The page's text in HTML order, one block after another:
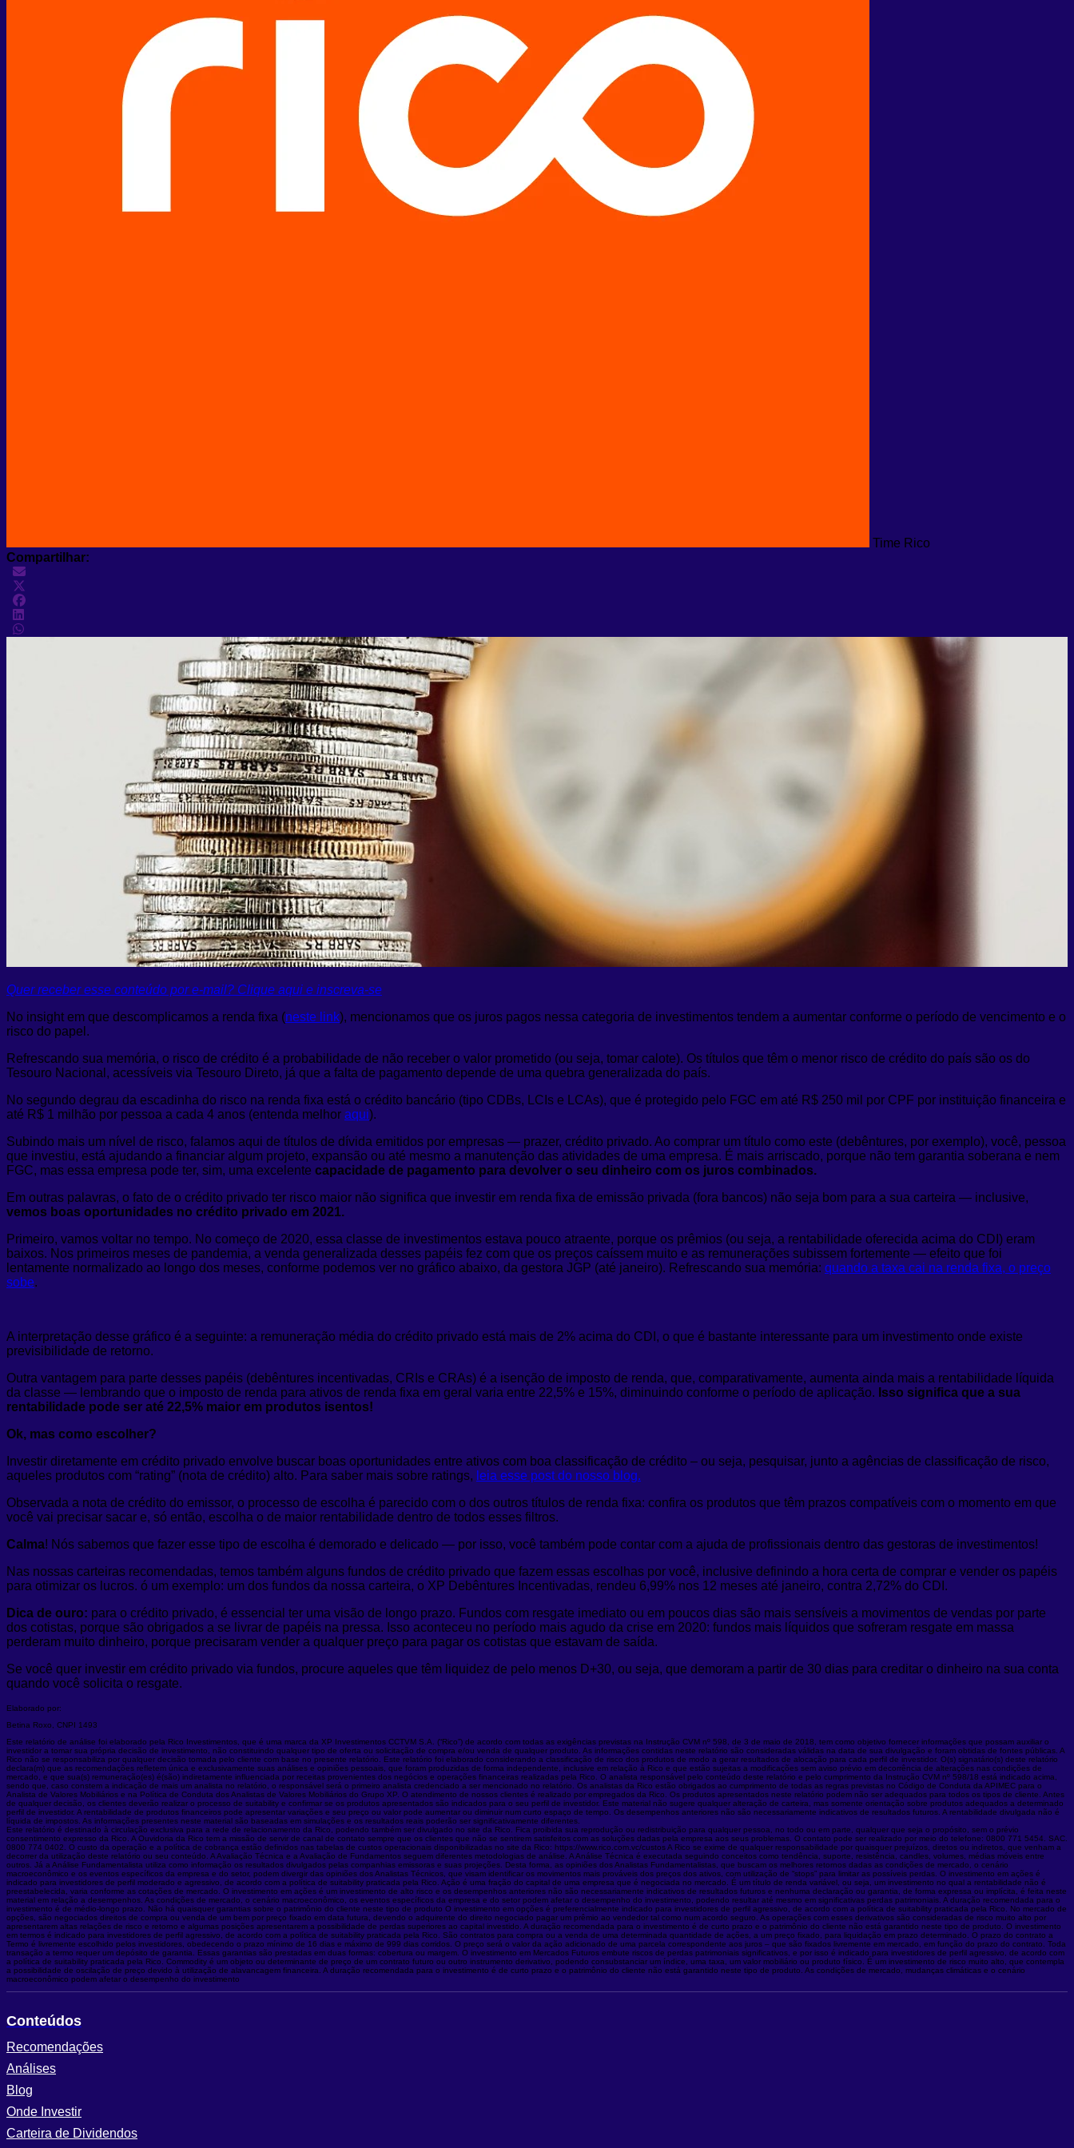
Time Rico
Compartilhar:
Quer receber esse conteúdo por e-mail? Clique aqui e inscreva-se
No insight em que descomplicamos a renda fixa (neste link), mencionamos que os juros pagos nessa categoria de investimentos tendem a aumentar conforme o período de vencimento e o
risco do papel.
Refrescando sua memória, o risco de crédito é a probabilidade de não receber o valor prometido (ou seja, tomar calote). Os títulos que têm o menor risco de crédito do país são os do
Tesouro Nacional, acessíveis via Tesouro Direto, já que a falta de pagamento depende de uma quebra generalizada do país.
No segundo degrau da escadinha do risco na renda fixa está o crédito bancário (tipo CDBs, LCIs e LCAs), que é protegido pelo FGC em até R$ 250 mil por CPF por instituição financeira e
até R$ 1 milhão por pessoa a cada 4 anos (entenda melhor aqui).
Subindo mais um nível de risco, falamos aqui de títulos de dívida emitidos por empresas — prazer, crédito privado. Ao comprar um título como este (debêntures, por exemplo), você, pessoa
que investiu, está ajudando a financiar algum projeto, expansão ou até mesmo a manutenção das atividades de uma empresa. É mais arriscado, porque não tem garantia soberana e nem
FGC, mas essa empresa pode ter, sim, uma excelente capacidade de pagamento para devolver o seu dinheiro com os juros combinados.
Em outras palavras, o fato de o crédito privado ter risco maior não significa que investir em renda fixa de emissão privada (fora bancos) não seja bom para a sua carteira — inclusive,
vemos boas oportunidades no crédito privado em 2021.
Primeiro, vamos voltar no tempo. No começo de 2020, essa classe de investimentos estava pouco atraente, porque os prêmios (ou seja, a rentabilidade oferecida acima do CDI) eram
baixos. Nos primeiros meses de pandemia, a venda generalizada desses papéis fez com que os preços caíssem muito e as remunerações subissem fortemente — efeito que foi
lentamente normalizado ao longo dos meses, conforme podemos ver no gráfico abaixo, da gestora JGP (até janeiro). Refrescando sua memória: quando a taxa cai na renda fixa, o preço
sobe.
A interpretação desse gráfico é a seguinte: a remuneração média do crédito privado está mais de 2% acima do CDI, o que é bastante interessante para um investimento onde existe
previsibilidade de retorno.
Outra vantagem para parte desses papéis (debêntures incentivadas, CRIs e CRAs) é a isenção de imposto de renda, que, comparativamente, aumenta ainda mais a rentabilidade líquida
da classe — lembrando que o imposto de renda para ativos de renda fixa em geral varia entre 22,5% e 15%, diminuindo conforme o período de aplicação. Isso significa que a sua
rentabilidade pode ser até 22,5% maior em produtos isentos!
Ok, mas como escolher?
Investir diretamente em crédito privado envolve buscar boas oportunidades entre ativos com boa classificação de crédito – ou seja, pesquisar, junto a agências de classificação de risco,
aqueles produtos com “rating” (nota de crédito) alto. Para saber mais sobre ratings, leia esse post do nosso blog.
Observada a nota de crédito do emissor, o processo de escolha é parecido com o dos outros títulos de renda fixa: confira os produtos que têm prazos compatíveis com o momento em que
você vai precisar sacar e, só então, escolha o de maior rentabilidade dentro de todos esses filtros.
Calma! Nós sabemos que fazer esse tipo de escolha é demorado e delicado — por isso, você também pode contar com a ajuda de profissionais dentro das gestoras de investimentos!
Nas nossas carteiras recomendadas, temos também alguns fundos de crédito privado que fazem essas escolhas por você, inclusive definindo a hora certa de comprar e vender os papéis
para otimizar os lucros. ó um exemplo: um dos fundos da nossa carteira, o XP Debêntures Incentivadas, rendeu 6,99% nos 12 meses até janeiro, contra 2,72% do CDI.
Dica de ouro: para o crédito privado, é essencial ter uma visão de longo prazo. Fundos com resgate imediato ou em poucos dias são mais sensíveis a movimentos de vendas por parte
dos cotistas, porque são obrigados a se livrar de papéis na pressa. Isso aconteceu no período mais agudo da crise em 2020: fundos mais líquidos que sofreram resgate em massa
perderam muito dinheiro, porque precisaram vender a qualquer preço para pagar os cotistas que estavam de saída.
Se você quer investir em crédito privado via fundos, procure aqueles que têm liquidez de pelo menos D+30, ou seja, que demoram a partir de 30 dias para creditar o dinheiro na sua conta
quando você solicita o resgate.
Elaborado por:
Betina Roxo, CNPI 1493
Este relatório de análise foi elaborado pela Rico Investimentos, que é uma marca da XP Investimentos CCTVM S.A. (“Rico”) de acordo com todas as exigências previstas na Instrução CVM nº 598, de 3 de maio de 2018, tem como objetivo fornecer informações que possam auxiliar o
investidor a tomar sua própria decisão de investimento, não constituindo qualquer tipo de oferta ou solicitação de compra e/ou venda de qualquer produto. As informações contidas neste relatório são consideradas válidas na data de sua divulgação e foram obtidas de fontes públicas. A
Rico não se responsabiliza por qualquer decisão tomada pelo cliente com base no presente relatório. Este relatório foi elaborado considerando a classificação de risco dos produtos de modo a gerar resultados de alocação para cada perfil de investidor. O(s) signatário(s) deste relatório
declara(m) que as recomendações refletem única e exclusivamente suas análises e opiniões pessoais, que foram produzidas de forma independente, inclusive em relação à Rico e que estão sujeitas a modificações sem aviso prévio em decorrência de alterações nas condições de
mercado, e que sua(s) remuneração(es) é(são) indiretamente influenciada por receitas provenientes dos negócios e operações financeiras realizadas pela Rico. O analista responsável pelo conteúdo deste relatório e pelo cumprimento da Instrução CVM nº 598/18 está indicado acima,
sendo que, caso constem a indicação de mais um analista no relatório, o responsável será o primeiro analista credenciado a ser mencionado no relatório. Os analistas da Rico estão obrigados ao cumprimento de todas as regras previstas no Código de Conduta da APIMEC para o
Analista de Valores Mobiliários e na Política de Conduta dos Analistas de Valores Mobiliários do Grupo XP. O atendimento de nossos clientes é realizado por empregados da Rico. Os produtos apresentados neste relatório podem não ser adequados para todos os tipos de cliente. Antes
de qualquer decisão, os clientes deverão realizar o processo de suitability e confirmar se os produtos apresentados são indicados para o seu perfil de investidor. Este material não sugere qualquer alteração de carteira, mas somente orientação sobre produtos adequados a determinado
perfil de investidor. A rentabilidade de produtos financeiros pode apresentar variações e seu preço ou valor pode aumentar ou diminuir num curto espaço de tempo. Os desempenhos anteriores não são necessariamente indicativos de resultados futuros. A rentabilidade divulgada não é
líquida de impostos. As informações presentes neste material são baseadas em simulações e os resultados reais poderão ser significativamente diferentes.
Este relatório é destinado à circulação exclusiva para a rede de relacionamento da Rico, podendo também ser divulgado no site da Rico. Fica proibida sua reprodução ou redistribuição para qualquer pessoa, no todo ou em parte, qualquer que seja o propósito, sem o prévio
consentimento expresso da Rico. A Ouvidoria da Rico tem a missão de servir de canal de contato sempre que os clientes que não se sentirem satisfeitos com as soluções dadas pela empresa aos seus problemas. O contato pode ser realizado por meio do telefone: 0800 771 5454. SAC.
0800 774 0402. O custo da operação e a política de cobrança estão definidos nas tabelas de custos operacionais disponibilizadas no site da Rico: https://www.rico.com.vc/custos A Rico se exime de qualquer responsabilidade por quaisquer prejuízos, diretos ou indiretos, que venham a
decorrer da utilização deste relatório ou seu conteúdo. A Avaliação Técnica e a Avaliação de Fundamentos seguem diferentes metodologias de análise. A Análise Técnica é executada seguindo conceitos como tendência, suporte, resistência, candles, volumes, médias móveis entre
outros. Já a Análise Fundamentalista utiliza como informação os resultados divulgados pelas companhias emissoras e suas projeções. Desta forma, as opiniões dos Analistas Fundamentalistas, que buscam os melhores retornos dadas as condições de mercado, o cenário
macroeconômico e os eventos específicos da empresa e do setor, podem divergir das opiniões dos Analistas Técnicos, que visam identificar os movimentos mais prováveis dos preços dos ativos, com utilização de “stops” para limitar as possíveis perdas. O investimento em ações é
indicado para investidores de perfil moderado e agressivo, de acordo com a política de suitability praticada pela Rico. Ação é uma fração do capital de uma empresa que é negociada no mercado. É um título de renda variável, ou seja, um investimento no qual a rentabilidade não é
preestabelecida, varia conforme as cotações de mercado. O investimento em ações é um investimento de alto risco e os desempenhos anteriores não são necessariamente indicativos de resultados futuros e nenhuma declaração ou garantia, de forma expressa ou implícita, é feita neste
material em relação a desempenhos. As condições de mercado, o cenário macroeconômico, os eventos específicos da empresa e do setor podem afetar o desempenho do investimento, podendo resultar até mesmo em significativas perdas patrimoniais. A duração recomendada para o
investimento é de médio-longo prazo. Não há quaisquer garantias sobre o patrimônio do cliente neste tipo de produto O investimento em opções é preferencialmente indicado para investidores de perfil agressivo, de acordo com a política de suitability praticada pela Rico. No mercado de
opções, são negociados direitos de compra ou venda de um bem por preço fixado em data futura, devendo o adquirente do direito negociado pagar um prêmio ao vendedor tal como num acordo seguro. As operações com esses derivativos são consideradas de risco muito alto por
apresentarem altas relações de risco e retorno e algumas posições apresentarem a possibilidade de perdas superiores ao capital investido. A duração recomendada para o investimento é de curto prazo e o patrimônio do cliente não está garantido neste tipo de produto. O investimento
em termos é indicado para investidores de perfil agressivo, de acordo com a política de suitability praticada pela Rico. São contratos para compra ou a venda de uma determinada quantidade de ações, a um preço fixado, para liquidação em prazo determinado. O prazo do contrato a
Termo é livremente escolhido pelos investidores, obedecendo o prazo mínimo de 16 dias e máximo de 999 dias corridos. O preço será o valor da ação adicionado de uma parcela correspondente aos juros – que são fixados livremente em mercado, em função do prazo do contrato. Toda
transação a termo requer um depósito de garantia. Essas garantias são prestadas em duas formas: cobertura ou margem. O investimento em Mercados Futuros embute riscos de perdas patrimoniais significativos, e por isso é indicado para investidores de perfil agressivo, de acordo com
a política de suitability praticada pela Rico. Commodity é um objeto ou determinante de preço de um contrato futuro ou outro instrumento derivativo, podendo consubstanciar um índice, uma taxa, um valor mobiliário ou produto físico. É um investimento de risco muito alto, que contempla
a possibilidade de oscilação de preço devido à utilização de alavancagem financeira. A duração recomendada para o investimento é de curto prazo e o patrimônio do cliente não está garantido neste tipo de produto. As condições de mercado, mudanças climáticas e o cenário
macroeconômico podem afetar o desempenho do investimento
Conteúdos
Recomendações
Análises
Blog
Onde Investir
Carteira de Dividendos